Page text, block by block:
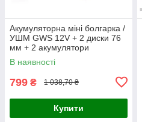
Акумуляторна міні болгарка /
УШМ GWS 12V + 2 диски 76
мм + 2 акумулятори
В наявності
799 ₴ 1 038,70 ₴
Купити